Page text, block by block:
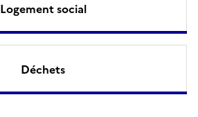
Logement social
Déchets